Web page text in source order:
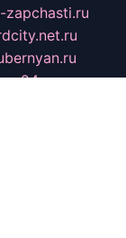
zapchasti.ru